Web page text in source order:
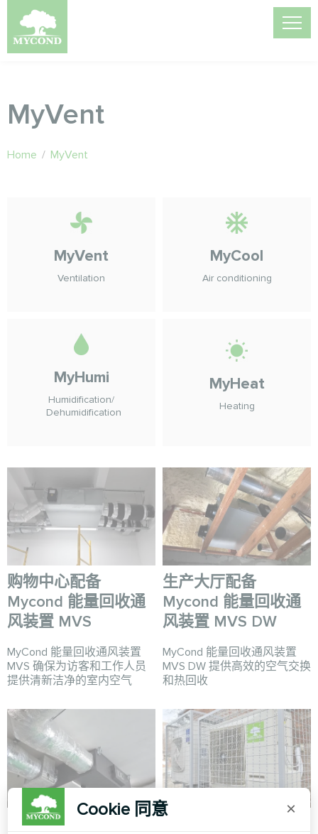
MyVent
Home / MyVent
MyVent
Ventilation
MyCool
Air conditioning
MyHumi
Humidification/
Dehumidification
MyHeat
Heating
购物中心配备
Mycond 能量回收通
风装置 MVS
MyCond 能量回收通风装置
MVS 确保为访客和工作人员
提供清新洁净的室内空气
生产大厅配备
Mycond 能量回收通
风装置 MVS DW
MyCond 能量回收通风装置
MVS DW 提供高效的空气交换
和热回收
生产大厅配备
Cookie 同意 ×